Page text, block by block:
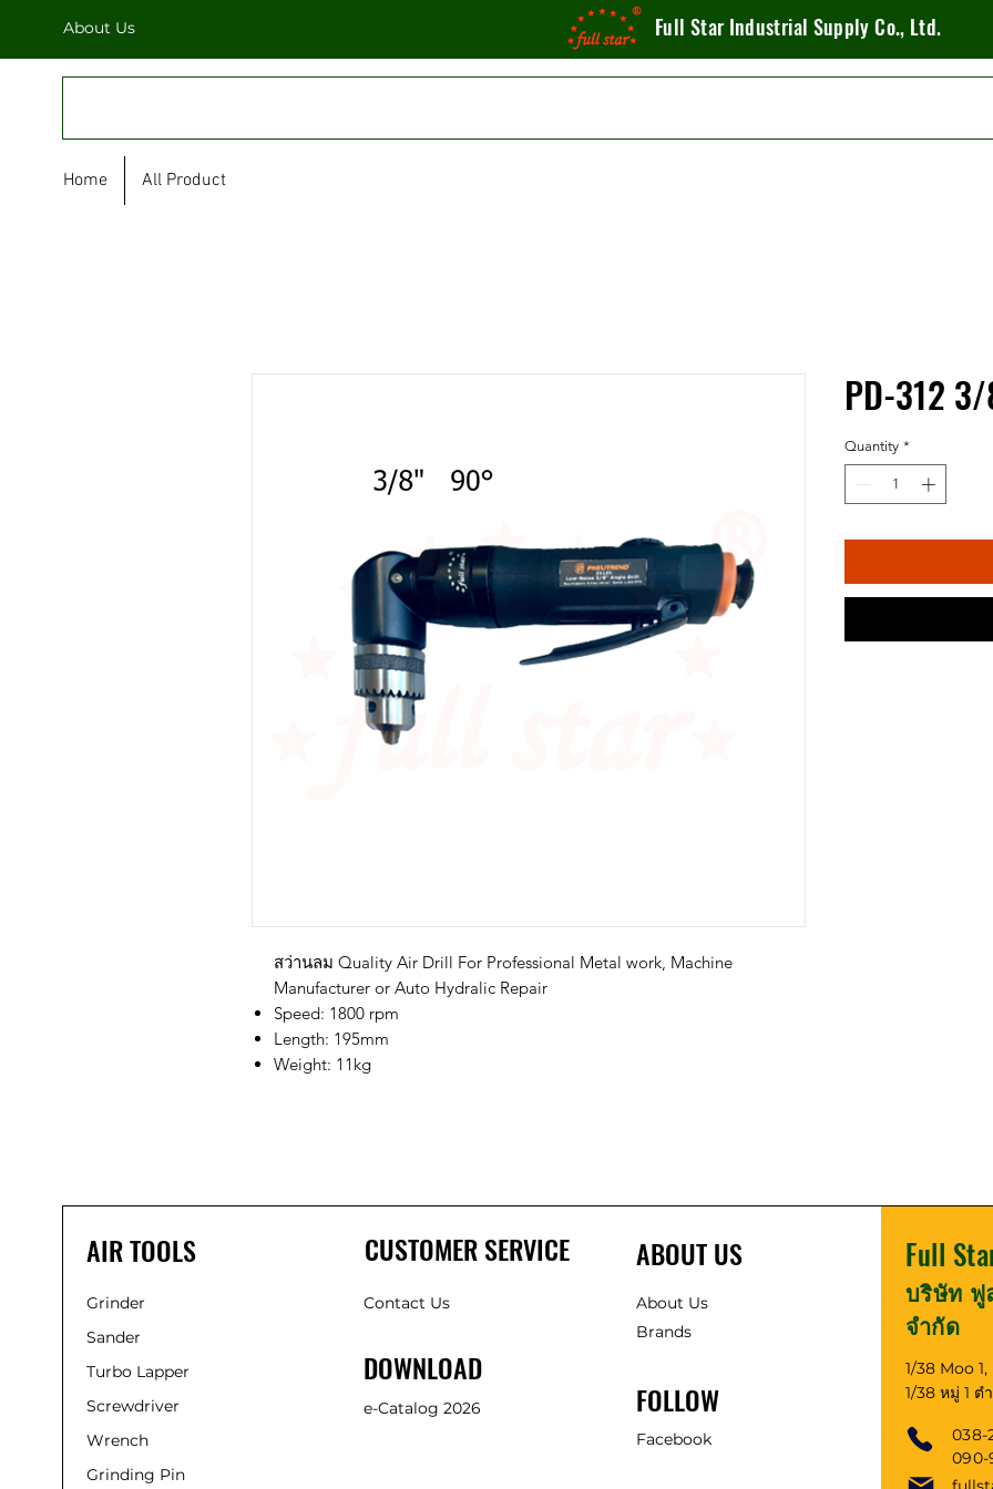
About Us Full Star Industrial Supply Co., Ltd.
Home All Product
สว่านลม Quality Air Drill For Professional Metal work, Machine
Manufacturer or Auto Hydralic Repair
Speed: 1800 rpm
Length: 195mm
Weight: 11kg
PD-312
Quantity *
AIR TOOLS
Grinder
Sander
Turbo Lapper
Screwdriver
Wrench
Grinding Pin
CUSTOMER SERVICE
Contact Us
DOWNLOAD
e-Catalog 2026
ABOUT US
About Us
Brands
FOLLOW
Facebook
Full
บริษัท ฟู
จำกัด
1/38 Moo
1/38 หมู่ 1 ต
038-